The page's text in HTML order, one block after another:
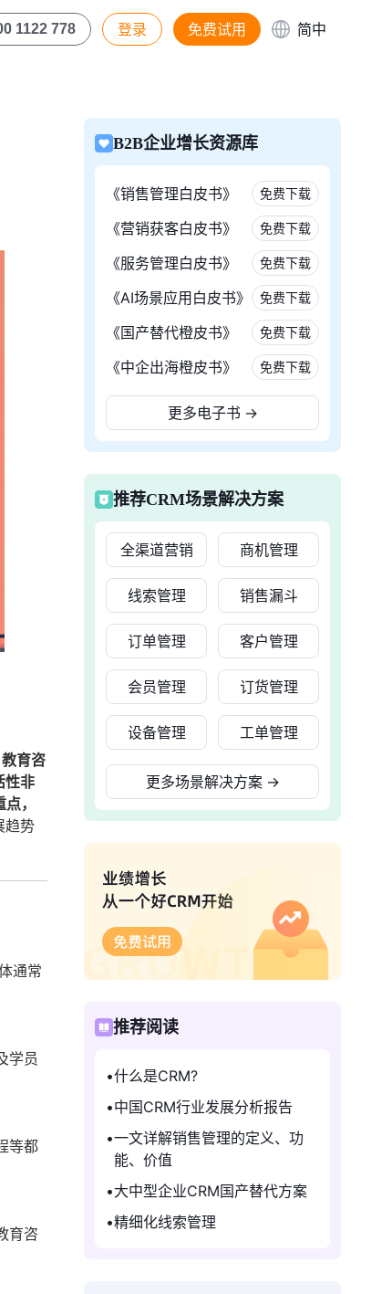
1122 778 登录 免费试用 简中
育咨
性非
，
趋势
通常
学员
等都
育咨
B2B企业增长资源库
《销售管理白皮书》 免费下载
《营销获客白皮书》 免费下载
《服务管理白皮书》 免费下载
《AI场景应用白皮书》 免费下载
《国产替代橙皮书》 免费下载
《中企出海橙皮书》 免费下载
更多电子书 →
推荐CRM场景解决方案
全渠道营销 商机管理
线索管理 销售漏斗
订单管理 客户管理
会员管理 订货管理
设备管理 工单管理
更多场景解决方案 →
推荐阅读
什么是CRM?
中国CRM行业发展分析报告
一文详解销售管理的定义、功
能、价值
大中型企业CRM国产替代方案
精细化线索管理